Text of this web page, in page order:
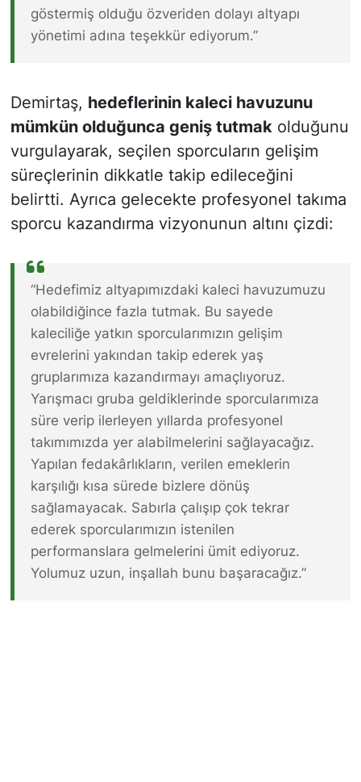
göstermiş olduğu özveriden dolayı altyapı
yönetimi adına teşekkür ediyorum.”
Demirtaş, hedeflerinin kaleci havuzunu
mümkün olduğunca geniş tutmakolduğunu
vurgulayarak, seçilen sporcuların gelişim
süreçlerinin dikkatle takip edileceğini
belirtti. Ayrıca gelecekte profesyonel takıma
sporcu kazandırma vizyonunun altını çizdi:
“Hedefimiz altyapımızdaki kaleci havuzumuzu
olabildiğince fazla tutmak. Bu sayede
kaleciliğe yatkın sporcularımızın gelişim
evrelerini yakından takip ederek yaş
gruplarımıza kazandırmayı amaçlıyoruz.
Yarışmacı gruba geldiklerinde sporcularımıza
süre verip ilerleyen yıllarda profesyonel
takımımızda yer alabilmelerini sağlayacağız.
Yapılan fedakârlıkların, verilen emeklerin
karşılığı kısa sürede bizlere dönüş
sağlamayacak. Sabırla çalışıp çok tekrar
ederek sporcularımızın istenilen
performanslara gelmelerini ümit ediyoruz.
Yolumuz uzun, inşallah bunu başaracağız.”